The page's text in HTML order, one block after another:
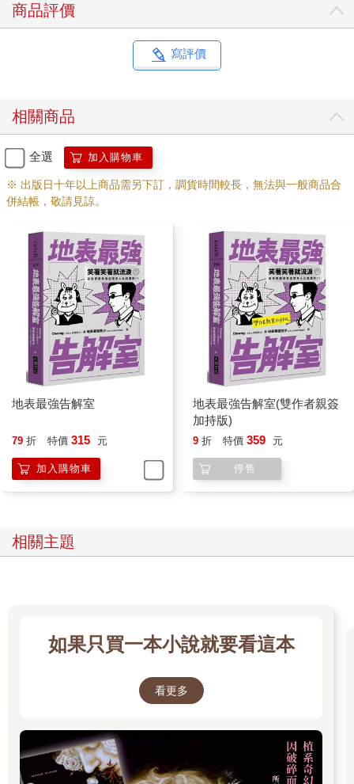
商品評價
寫評價
相關商品
全選 加入購物車
※ 出版日十年以上商品需另下訂，調貨時間較長，無法與一般商品合
併結帳，敬請見諒。
地表最強告解室
79 折 特價 315 元
加入購物車
地表最強告解室(雙作者親簽
加持版)
9 折 特價 359 元
停售
相關主題
如果只買一本小說就要看這本
看更多